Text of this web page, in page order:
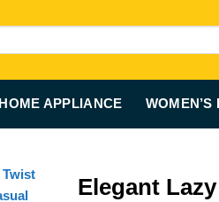
HOME APPLIANCE WOMEN’S
Elegant